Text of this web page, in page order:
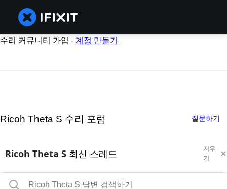
수리 커뮤니티 가입 -계정 만들기
Ricoh Theta S 수리 포럼 질문하기
Ricoh Theta S 최신 스레드
지우
기